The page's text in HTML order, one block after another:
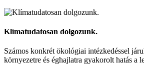
Klímatudatosan dolgozunk.
Számos konkrét ökológiai intézkedéssel
környezetre és éghajlatra gyakorolt hatás a